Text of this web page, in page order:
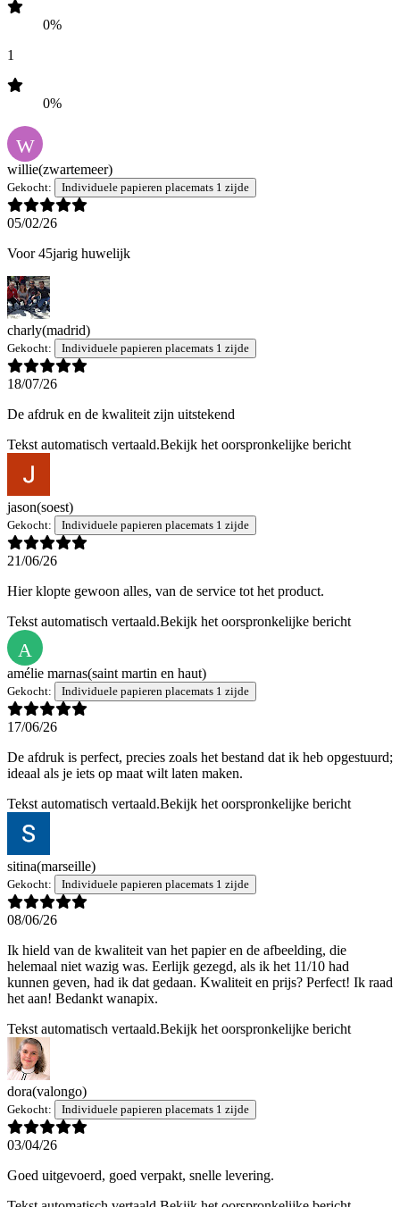
0%
1
0%
W
willie(zwartemeer)
Gekocht: Individuele papieren placemats 1 zijde
05/02/26
Voor 45jarig huwelijk
charly(madrid)
Gekocht: Individuele papieren placemats 1 zijde
18/07/26
De afdruk en de kwaliteit zijn uitstekend
Tekst automatisch vertaald.Bekijk het oorspronkelijke bericht
jason(soest)
Gekocht: Individuele papieren placemats 1 zijde
21/06/26
Hier klopte gewoon alles, van de service tot het product.
Tekst automatisch vertaald.Bekijk het oorspronkelijke bericht
A
amélie marnas(saint martin en haut)
Gekocht: Individuele papieren placemats 1 zijde
17/06/26
De afdruk is perfect, precies zoals het bestand dat ik heb opgestuurd;
ideaal als je iets op maat wilt laten maken.
Tekst automatisch vertaald.Bekijk het oorspronkelijke bericht
sitina(marseille)
Gekocht: Individuele papieren placemats 1 zijde
08/06/26
Ik hield van de kwaliteit van het papier en de afbeelding, die
helemaal niet wazig was. Eerlijk gezegd, als ik het 11/10 had
kunnen geven, had ik dat gedaan. Kwaliteit en prijs? Perfect! Ik raad
het aan! Bedankt wanapix.
Tekst automatisch vertaald.Bekijk het oorspronkelijke bericht
dora(valongo)
Gekocht: Individuele papieren placemats 1 zijde
03/04/26
Goed uitgevoerd, goed verpakt, snelle levering.